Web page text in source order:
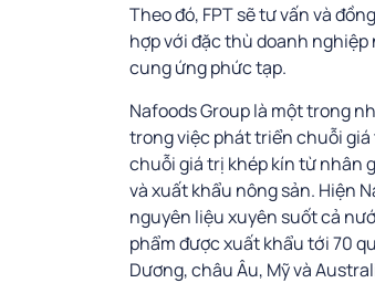
Theo đó, FPT sẽ tư vấn và
hợp với đặc thù doanh
cung ứng phức tạp.
Nafoods Group là một trong
trong việc phát triển chuỗi
chuỗi giá trị khép kín từ nhân
và xuất khẩu nông sản. Hiện
nguyên liệu xuyên suốt cả
phẩm được xuất khẩu tới 70
Dương, châu Âu, Mỹ và